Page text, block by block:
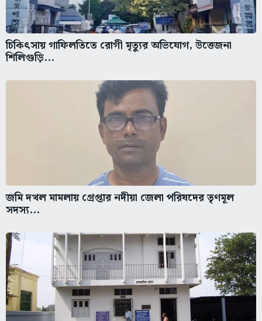
চিকিৎসায় গাফিলতিতে রোগী মৃত্যুর অভিযোগ, উত্তেজনা
শিলিগুড়ি...
জমি দখল মামলায় গ্রেপ্তার নদীয়া জেলা পরিষদের তৃণমূল
সদস্য...